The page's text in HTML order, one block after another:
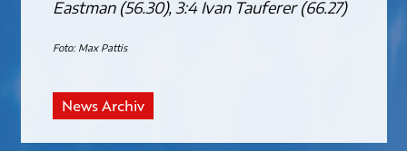
Eastman (56.30), 3:4 Ivan Tauferer (66.27)
Foto: Max Pattis
News Archiv